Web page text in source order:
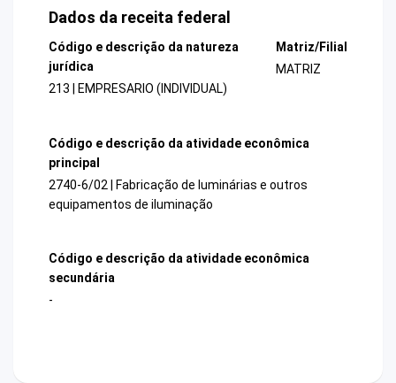
Dados da receita federal
Código e descrição da natureza
jurídica
213 | EMPRESARIO (INDIVIDUAL)
Matriz/Filial
MATRIZ
Código e descrição da atividade econômica
principal
2740-6/02 | Fabricação de luminárias e outros
equipamentos de iluminação
Código e descrição da atividade econômica
secundária
-